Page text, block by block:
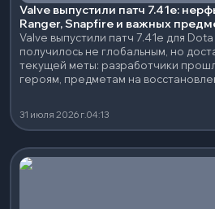
Valve выпустили патч 7.41e:
Ranger, Snapfire и важных
Valve выпустили патч 7.41e для
получилось не глобальным, но
текущей меты: разработчики
героям, предметам на
31 июля 2026 г.04:13